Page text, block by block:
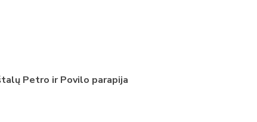
Petro ir Povilo parapija